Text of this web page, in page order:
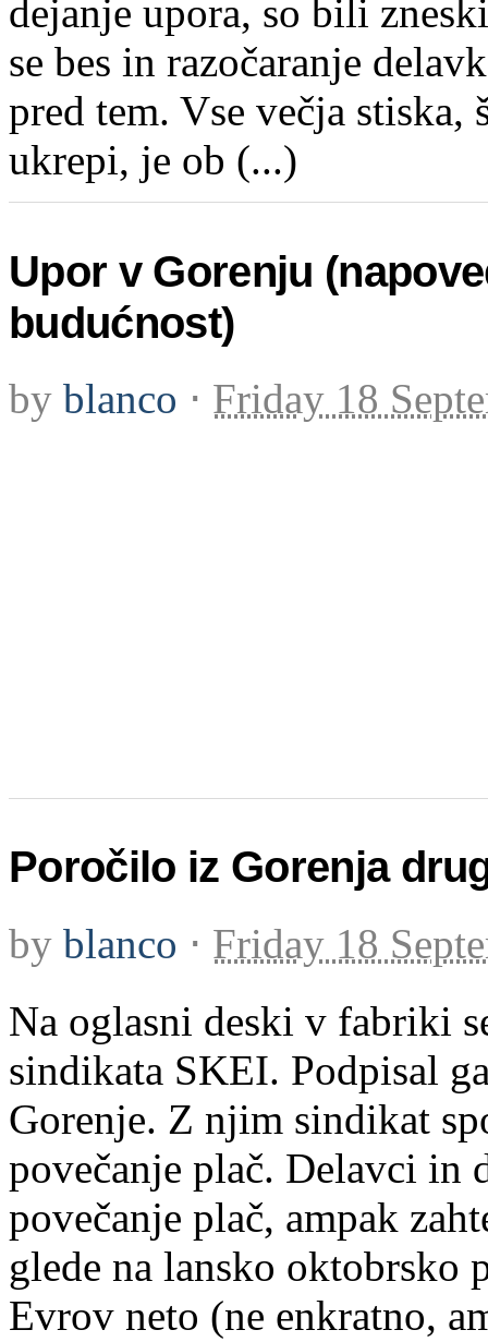
dejanje upora, so bili
se bes in razočaranje
pred tem. Vse večja
ukrepi, je ob (...)
Upor v Gorenju
budućnost)
by blanco ⋅ Friday 18
Poročilo iz Gorenja
by blanco ⋅ Friday 18
Na oglasni deski v fabriki
sindikata SKEI. Podpisal
Gorenje. Z njim sindikat
povečanje plač. Delavci in
povečanje plač, ampak
glede na lansko oktobrsko
Evrov neto (ne enkratno,